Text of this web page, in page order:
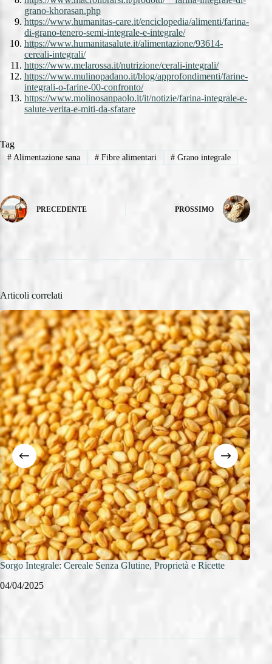
grano-khorasan.php
https://www.humanitas-care.it/enciclopedia/alimenti/farina-
di-grano-tenero-semi-integrale-e-integrale/
https://www.humanitasalute.it/alimentazione/93614-
cereali-integrali/
https://www.melarossa.it/nutrizione/cerali-integrali/
https://www.mulinopadano.it/blog/approfondimenti/farine-
integrali-o-farine-00-confronto/
https://www.molinosanpaolo.it/it/notizie/farina-integrale-e-
salute-verita-e-miti-da-sfatare
Tag
#Alimentazione sana #Fibre alimentari # Grano integrale
PRECEDENTE PROSSIMO
Articoli correlati
Sorgo Integrale: Cereale Senza Glutine, Proprietà e Ricette
04/04/2025